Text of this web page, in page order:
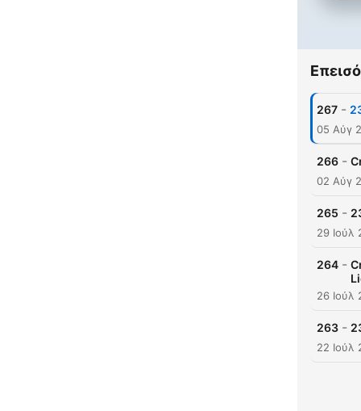
267 -
05 Αύγ
266 -
02 Αύγ
265 -
29 Ιούλ
264 -
26 Ιούλ
263 -
22 Ιούλ